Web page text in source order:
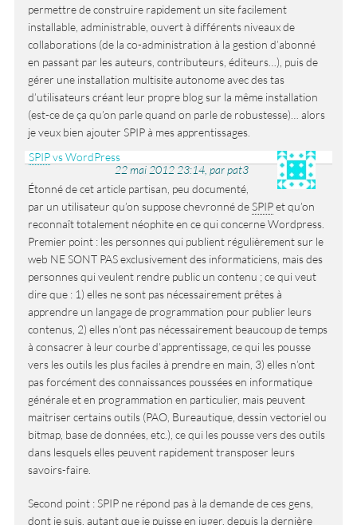
permettre de construire rapidement un site facilement
installable, administrable, ouvert à différents niveaux de
collaborations (de la co-administration à la gestion d’abonné
en passant par les auteurs, contributeurs, éditeurs…), puis de
gérer une installation multisite autonome avec des tas
d’utilisateurs créant leur propre blog sur la même installation
(est-ce de ça qu’on parle quand on parle de robustesse)… alors
je veux bien ajouter SPIP à mes apprentissages.
SPIPvs WordPress
22 mai 2012 23:14, par pat3
Étonné de cet article partisan, peu documenté,
par un utilisateur qu’on suppose chevronné deSPIPet qu’on
reconnaît totalement néophite en ce qui concerne Wordpress.
Premier point : les personnes qui publient régulièrement sur le
web NE SONT PAS exclusivement des informaticiens, mais des
personnes qui veulent rendre public un contenu ; ce qui veut
dire que : 1) elles ne sont pas nécessairement prêtes à
apprendre un langage de programmation pour publier leurs
contenus, 2) elles n’ont pas nécessairement beaucoup de temps
à consacrer à leur courbe d’apprentissage, ce qui les pousse
vers les outils les plus faciles à prendre en main, 3) elles n’ont
pas forcément des connaissances poussées en informatique
générale et en programmation en particulier, mais peuvent
maitriser certains outils (PAO, Bureautique, dessin vectoriel ou
bitmap, base de données, etc.), ce qui les pousse vers des outils
dans lesquels elles peuvent rapidement transposer leurs
savoirs-faire.
Second point : SPIP ne répond pas à la demande de ces gens,
dont je suis, autant que je puisse en juger, depuis la dernière